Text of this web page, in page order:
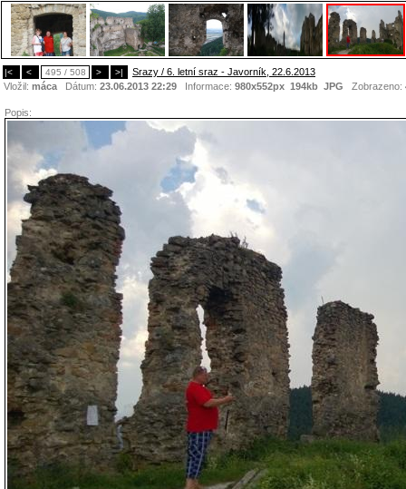
|< < 495 / 508 > >|
Srazy / 6. letní sraz - Javorník, 22.6.2013
Vložil: máca Dátum: 23.06.2013 22:29 Informace: 980x552px 194kb JPG Zobrazeno:
Popis: